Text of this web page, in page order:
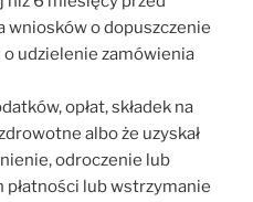
wniosków o dopuszczenie
o udzielenie zamówienia
opłat, składek na
albo że uzyskał
odroczenie lub
płatności lub wstrzymanie